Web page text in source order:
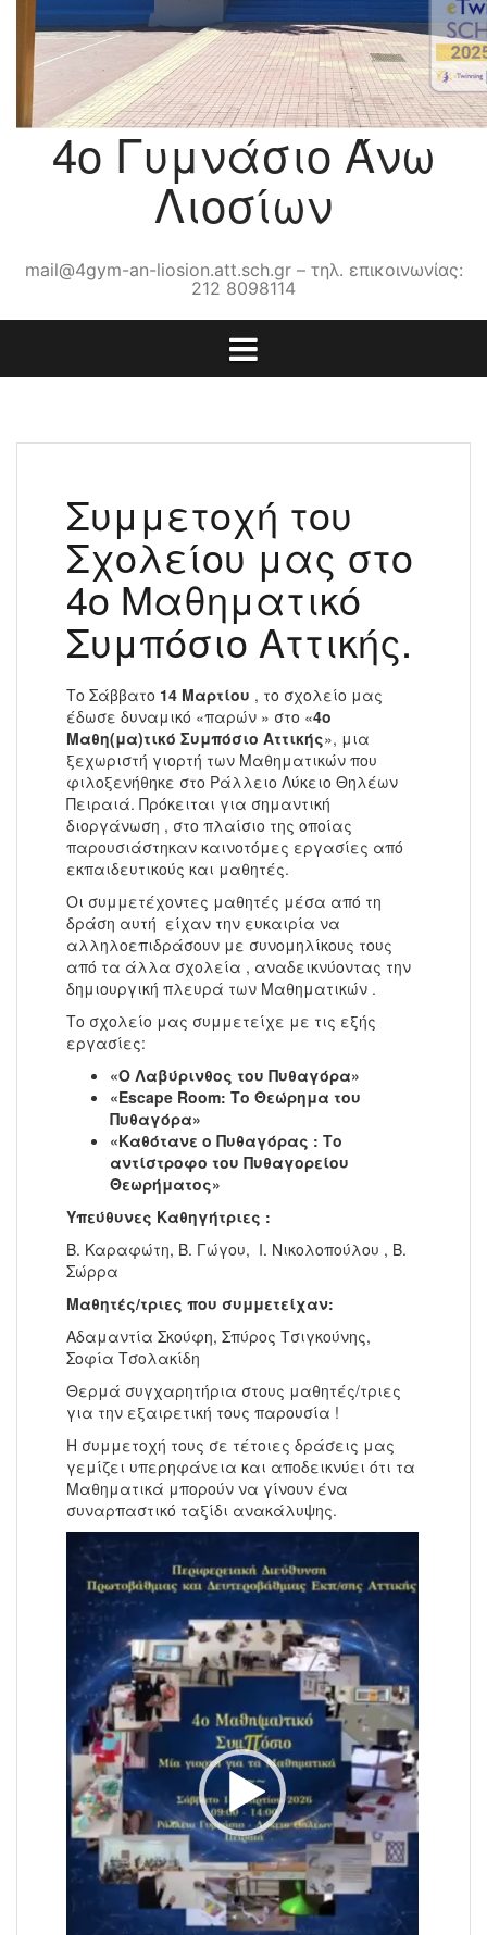
4ο Γυμνάσιο Άνω
Λιοσίων
mail@4gym-an-liosion.att.sch.gr – τηλ. επικοινωνίας:
212 8098114
Συμμετοχή του
Σχολείου μας στο
4ο Μαθηματικό
Συμπόσιο Αττικής.
Το Σάββατο 14 Μαρτίου , το σχολείο μας
έδωσε δυναμικό «παρών » στο «4ο
Μαθη(μα)τικό Συμπόσιο Αττικής», μια
ξεχωριστή γιορτή των Μαθηματικών που
φιλοξενήθηκε στο Ράλλειο Λύκειο Θηλέων
Πειραιά. Πρόκειται για σημαντική
διοργάνωση , στο πλαίσιο της οποίας
παρουσιάστηκαν καινοτόμες εργασίες από
εκπαιδευτικούς και μαθητές.
Οι συμμετέχοντες μαθητές μέσα από τη
δράση αυτή είχαν την ευκαιρία να
αλληλοεπιδράσουν με συνομηλίκους τους
από τα άλλα σχολεία , αναδεικνύοντας την
δημιουργική πλευρά των Μαθηματικών .
Το σχολείο μας συμμετείχε με τις εξής
εργασίες:
«Ο Λαβύρινθος του Πυθαγόρα»
«Escape Room: Το Θεώρημα του
Πυθαγόρα»
«Καθότανε ο Πυθαγόρας : Το
αντίστροφο του Πυθαγορείου
Θεωρήματος»
Υπεύθυνες Καθηγήτριες :
Β. Καραφώτη, Β. Γώγου, Ι. Νικολοπούλου , Β.
Σώρρα
Μαθητές/τριες που συμμετείχαν:
Αδαμαντία Σκούφη, Σπύρος Τσιγκούνης,
Σοφία Τσολακίδη
Θερμά συγχαρητήρια στους μαθητές/τριες
για την εξαιρετική τους παρουσία !
Η συμμετοχή τους σε τέτοιες δράσεις μας
γεμίζει υπερηφάνεια και αποδεικνύει ότι τα
Μαθηματικά μπορούν να γίνουν ένα
συναρπαστικό ταξίδι ανακάλυψης.
Πρόγραμμα
Αναπαραγωγής
Βίντεο